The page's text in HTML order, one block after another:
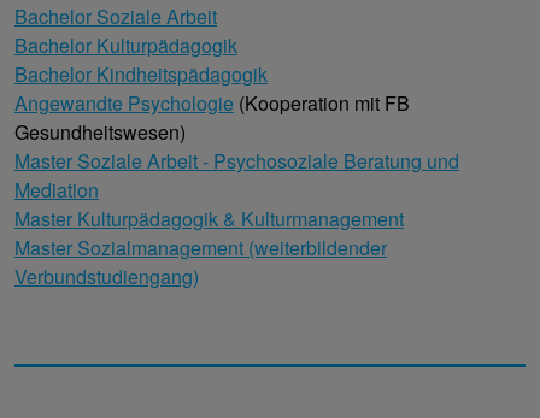
Bachelor Soziale Arbeit
Bachelor Kulturpädagogik
Bachelor Kindheitspädagogik
Angewandte Psychologie (Kooperation mit FB
Gesundheitswesen)
Master Soziale Arbeit - Psychosoziale Beratung und
Mediation
Master Kulturpädagogik & Kulturmanagement
Master Sozialmanagement (weiterbildender
Verbundstudiengang)